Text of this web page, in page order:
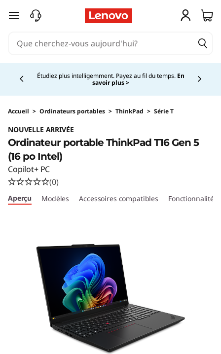
passer au contenu principal
Étudiez plus intelligemment. Payez au fil du temps. En
savoir plus >
Accueil > Ordinateurs portables > ThinkPad > Série T
Ordinateur portable ThinkPad T16 Gen
NOUVELLE ARRIVÉE
Ordinateur portable ThinkPad T16 Gen 5
(16 po Intel)
Copilot+ PC
(0)
Aperçu Modèles Accessoires compatibles Fonctionnalités